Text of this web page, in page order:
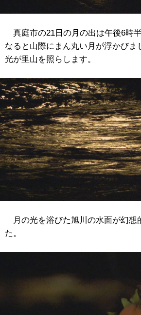
真庭市の21日の月の出は午後6時
なると山際にまん丸い月が浮かびま
光が里山を照らします。
月の光を浴びた旭川の水面が幻想
た。